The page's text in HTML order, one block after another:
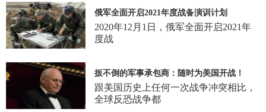
俄军全面开启2021年度战备演训计划
2020年12月1日，俄军全面开启2021年
度战
扳不倒的军事承包商：随时为美国开战！
跟美国历史上任何一次战争冲突相比，
全球反恐战争都